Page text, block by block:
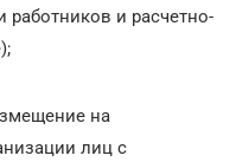
работников и расчетно-
на
лиц с